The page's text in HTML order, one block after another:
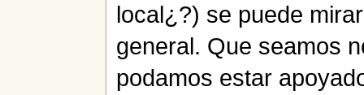
local¿?) se puede
general. Que seamos
podamos estar